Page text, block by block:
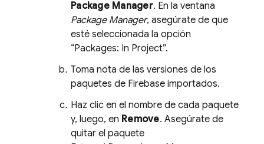
Package Manager. En la ventana
Package Manager, asegúrate de que
esté seleccionada la opción
“Packages: In Project”.
Toma nota de las versiones de los
paquetes de Firebase importados.
Haz clic en el nombre de cada paquete
y, luego, en Remove. Asegúrate de
quitar el paquete